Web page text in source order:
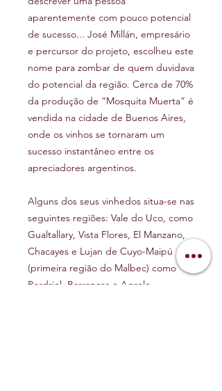
aparentemente com pouco potencial
de sucesso... José Millán, empresário
e percursor do projeto, escolheu este
nome para zombar de quem duvidava
do potencial da região. Cerca de 70%
da produção de “Mosquita Muerta” é
vendida na cidade de Buenos Aires,
onde os vinhos se tornaram um
sucesso instantâneo entre os
apreciadores argentinos.
Alguns dos seus vinhedos situa-se nas
seguintes regiões: Vale do Uco, como
Gualtallary, Vista Flores, El Manzano,
Chacayes e Lujan de Cuyo-Maipú
(primeira região do Malbec) como
Perdriel, Barrancas e Agrelo.